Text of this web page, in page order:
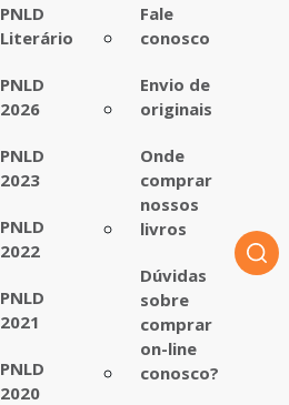
PNLD
Literário
PNLD
2026
PNLD
2023
PNLD
2022
PNLD
2021
PNLD
2020
Fale
conosco
Envio de
originais
Onde
comprar
nossos
livros
Dúvidas
sobre
comprar
on-line
conosco?